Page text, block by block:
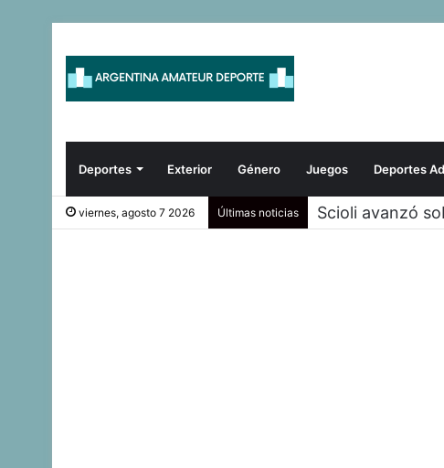
Deportes Exterior Género Juegos Deportes
viernes, agosto 7 2026 Últimas noticias Scioli avanzó